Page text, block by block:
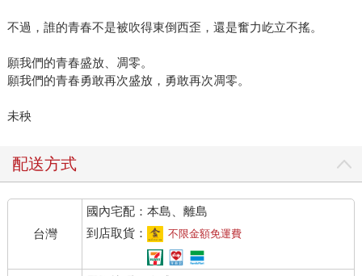
不過，誰的青春不是被吹得東倒西歪，還是奮力屹立不搖。
願我們的青春盛放、凋零。
願我們的青春勇敢再次盛放，勇敢再次凋零。
未秧
配送方式
台灣
國內宅配：本島、離島
到店取貨：
不限金額免運費